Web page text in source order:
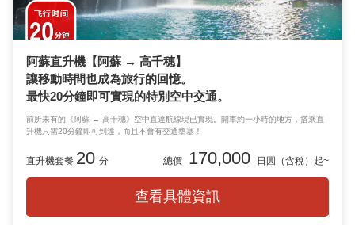
阿蘇直升機【阿蘇 → 高千穗】
讓移動時間也成為旅行的回憶。
最快20分鐘即可實現的特別空中交通。
前所未有的《阿蘇 → 高千穗》空中直達航線現已實現。開車約一小時的地方，搭乘直
升機只需20分鐘即可到達，而且不會有交通壅塞！
直升機套餐 20 分 總價 170,000 日圓（含稅）起~
查看具體資訊